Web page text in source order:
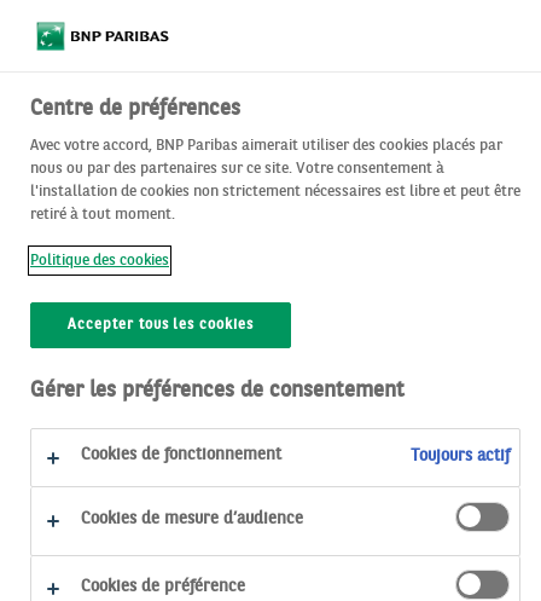
ACCÉDER DIRECTEMENT À :
Multimanagers Actions Europe -
Fidelity
Centre de préférences
Avec votre accord, BNP Paribas aimerait utiliser des cookies placés par
nous ou par des partenaires sur ce site. Votre consentement à
l'installation de cookies non strictement nécessaires est libre et peut être
retiré à tout moment.
Politique des cookies
Accepter tous les cookies
Gérer les préférences de consentement
Cookies de fonctionnement Toujours actif
Cookies de mesure d’audience
Cookies de préférence